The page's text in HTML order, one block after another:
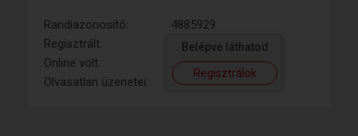
Randiazonosító:
4885929
Regisztrált:
Online volt:
Olvasatlan üzenetei:
Belépve láthatod
Regisztrálok